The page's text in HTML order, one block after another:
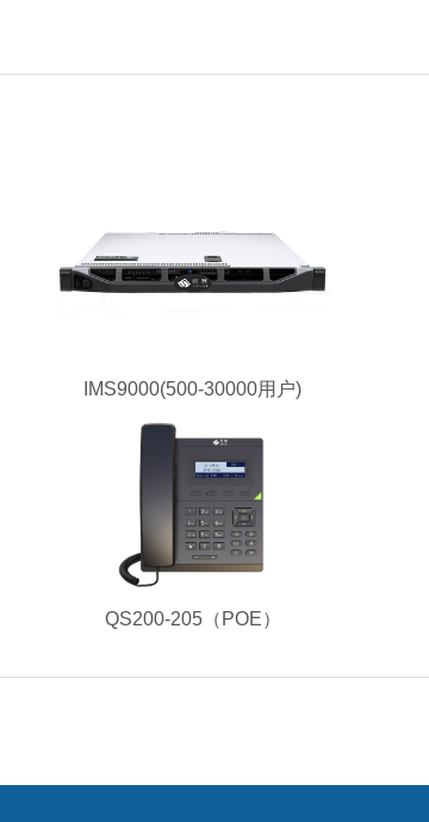
IMS9000(500-30000用户)
QS200-205（POE）